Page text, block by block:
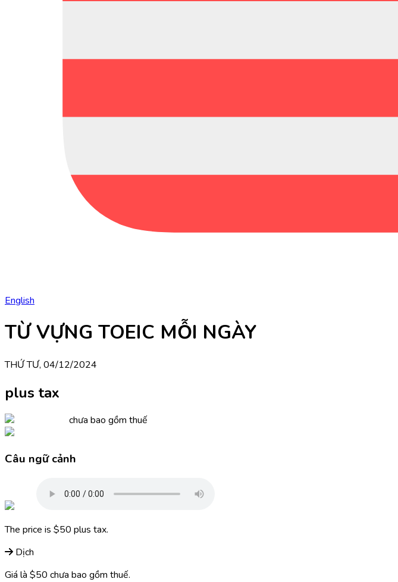
English
TỪ VỰNG TOEIC MỖI NGÀY
THỨ TƯ, 04/12/2024
plus tax
chưa bao gồm thuế
Câu ngữ cảnh
The price is $50 plus tax.
Dịch
Giá là $50 chưa bao gồm thuế.